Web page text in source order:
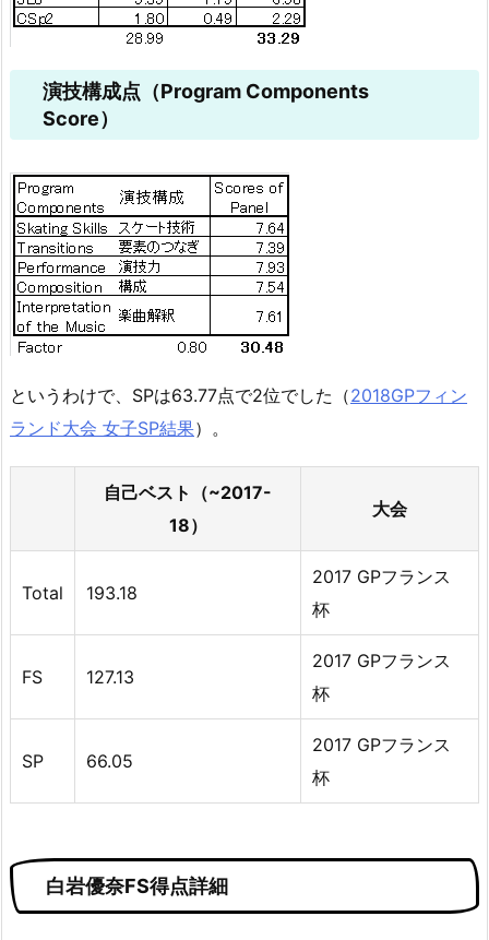
演技構成点（Program Components
Score）
というわけで、SPは63.77点で2位でした（2018GPフィン
ランド大会 女子SP結果）。
自己ベスト（~2017-
18）
大会
Total 193.18
2017 GPフランス
杯
FS 127.13
2017 GPフランス
杯
SP 66.05
2017 GPフランス
杯
白岩優奈FS得点詳細